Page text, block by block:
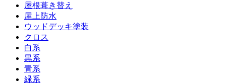
屋根葺き替え
屋上防水
ウッドデッキ塗装
クロス
白系
黒系
青系
緑系